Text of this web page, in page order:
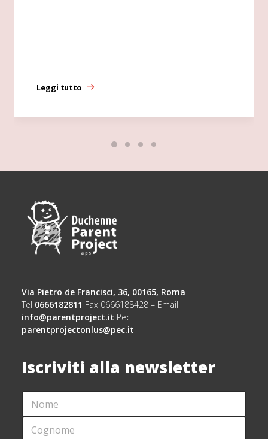
Leggi tutto
Via Pietro de Francisci, 36, 00165, Roma –
Tel 0666182811 Fax 0666188428 – Email
info@parentproject.it Pec
parentprojectonlus@pec.it
Iscriviti alla newsletter
N
M
C